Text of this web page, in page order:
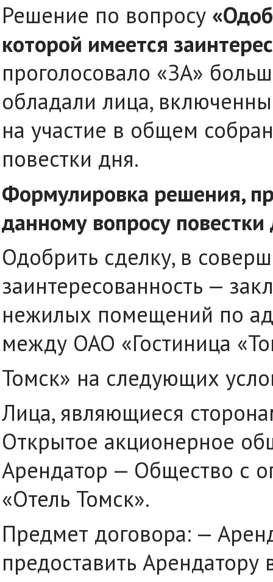
Решение по вопросу
которой имеется
проголосовало «ЗА»
обладали лица,
на участие в общем
повестки дня.
Формулировка решения,
данному вопросу повестки
Одобрить сделку, в
заинтересованность —
нежилых помещений по
между ОАО «Гостиница
Томск» на следующих
Лица, являющиеся
Открытое акционерное
Арендатор — Общество с
«Отель Томск».
Предмет договора: —
предоставить